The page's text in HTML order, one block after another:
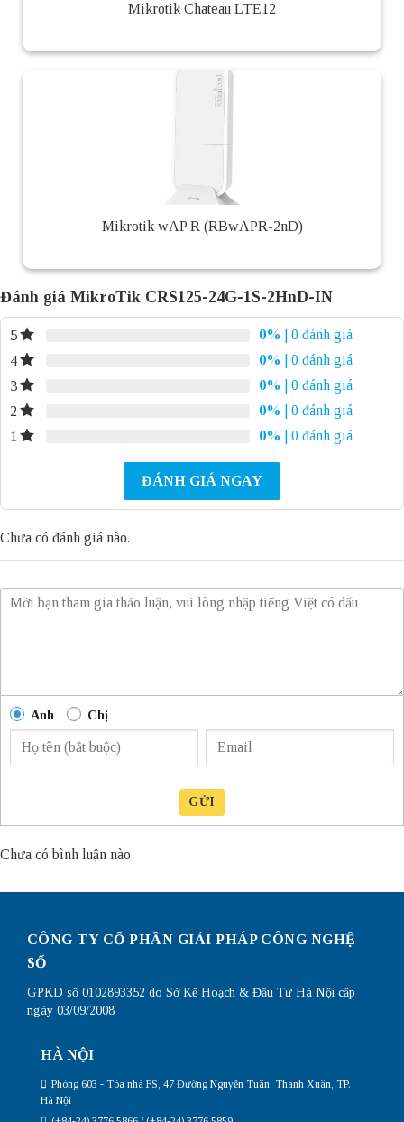
Mikrotik Chateau LTE12
Mikrotik wAP R (RBwAPR-2nD)
Đánh giá MikroTik CRS125-24G-1S-2HnD-IN
5 0%
| 0 đánh giá
4
0%
| 0 đánh giá
3
0%
| 0 đánh giá
2
0%
| 0 đánh giá
1
0% | 0 đánh giá
ĐÁNH GIÁ NGAY
Chưa có đánh giá nào.
Anh Chị
GỬI
Chưa có bình luận nào
CÔNG TY CỔ PHẦN GIẢI PHÁP CÔNG NGHỆ
SỐ
GPKD số 0102893352 do Sở Kế Hoạch & Đầu Tư Hà Nội cấp
ngày 03/09/2008
HÀ NỘI
Phòng 603 - Tòa nhà FS, 47 Đường Nguyễn Tuân, Thanh Xuân, TP.
Hà Nội